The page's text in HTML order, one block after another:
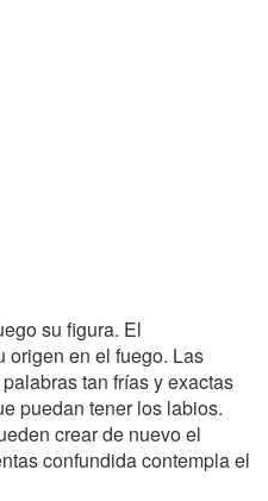
su figura. El
origen en el fuego. Las
tan frías y exactas
puedan tener los labios.
crear de nuevo el
confundida contempla el